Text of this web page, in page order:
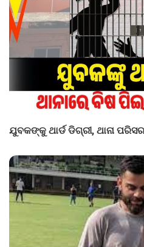
ଯୁବକଙ୍କୁ ଥାର୍ଡ ଡିଗ୍ରୀ, ଥାନା